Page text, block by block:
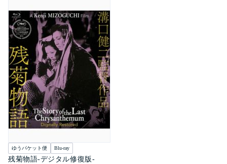
ゆうパケット便 Blu-ray
残菊物語-デジタル修復版-